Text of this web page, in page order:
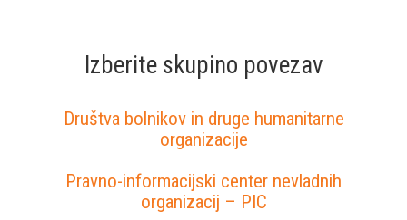
Izberite skupino povezav
Društva bolnikov in druge humanitarne
organizacije
Pravno-informacijski center nevladnih
organizacij – PIC